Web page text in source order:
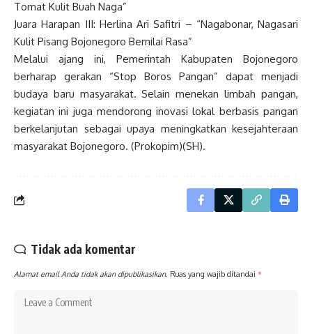
Tomat Kulit Buah Naga”
Juara Harapan III: Herlina Ari Safitri – “Nagabonar, Nagasari
Kulit Pisang Bojonegoro Bernilai Rasa”
Melalui ajang ini, Pemerintah Kabupaten Bojonegoro
berharap gerakan “Stop Boros Pangan” dapat menjadi
budaya baru masyarakat. Selain menekan limbah pangan,
kegiatan ini juga mendorong inovasi lokal berbasis pangan
berkelanjutan sebagai upaya meningkatkan kesejahteraan
masyarakat Bojonegoro. (Prokopim)(SH).
Tidak ada komentar
Alamat email Anda tidak akan dipublikasikan. Ruas yang wajib ditandai *